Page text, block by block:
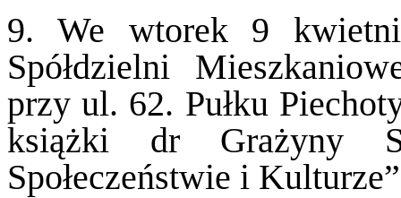
9. We wtorek 9
Spółdzielni
przy ul. 62. Pułku
książki dr Grażyny
Społeczeństwie i